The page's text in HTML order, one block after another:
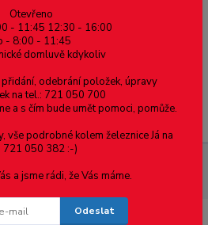
Menu
Otevřeno
- 11:45 12:30 - 16:00
- 8:00 - 11:45
domluvě kdykoliv
odebrání položek, úpravy
na tel.: 721 050 700
a s čím bude umět pomoci, pomůže.
vše podrobné kolem železnice Já na
721 050 382 :-)
a jsme rádi, že Vás máme.
Odeslat